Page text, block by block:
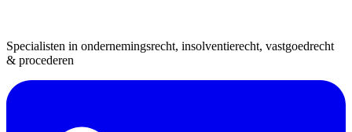
Specialisten in ondernemingsrecht, insolventierecht, vastgoedrecht
& procederen